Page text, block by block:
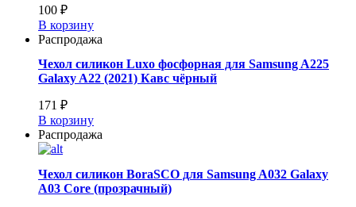
100 ₽
В корзину
Распродажа
Чехол силикон Luxo фосфорная для Samsung A225
Galaxy A22 (2021) Кавс чёрный
171 ₽
В корзину
Распродажа
Чехол силикон BoraSCO для Samsung A032 Galaxy
A03 Core (прозрачный)